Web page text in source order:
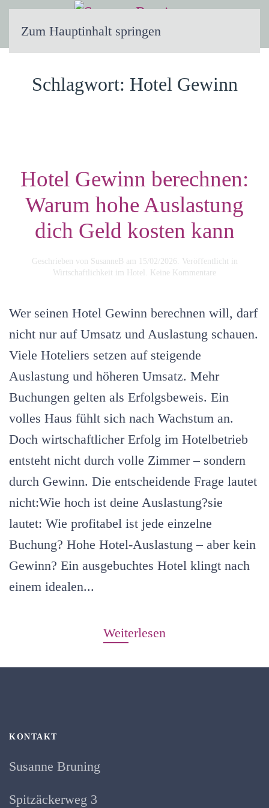
Zum Hauptinhalt springen
Schlagwort: Hotel Gewinn
Hotel Gewinn berechnen:
Warum hohe Auslastung
dich Geld kosten kann
Geschrieben von SusanneB am 15/02/2026. Veröffentlicht in
Wirtschaftlichkeit im Hotel . Keine Kommentare
berechnen:
Warum
hohe
Auslastung
kosten
Wer seinen Hotel Gewinn berechnen will, darf
nicht nur auf Umsatz und Auslastung schauen.
Viele Hoteliers setzen auf steigende
Auslastung und höheren Umsatz. Mehr
Buchungen gelten als Erfolgsbeweis. Ein
volles Haus fühlt sich nach Wachstum an.
Doch wirtschaftlicher Erfolg im Hotelbetrieb
entsteht nicht durch volle Zimmer – sondern
durch Gewinn. Die entscheidende Frage lautet
nicht:Wie hoch ist deine Auslastung?sie
lautet: Wie profitabel ist jede einzelne
Buchung? Hohe Hotel-Auslastung – aber kein
Gewinn? Ein ausgebuchtes Hotel klingt nach
einem idealen...
Weiterlesen
KONTAKT
Susanne Bruning
Spitzäckerweg 3